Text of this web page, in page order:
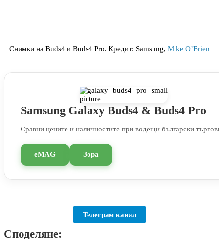
Снимки на Buds4 и Buds4 Pro. Кредит: Samsung, Mike O’Brien
Samsung Galaxy Buds4 & Buds4 Pro
Сравни цените и наличностите при водещи български
eMAG Зора
Телеграм канал
Споделяне: